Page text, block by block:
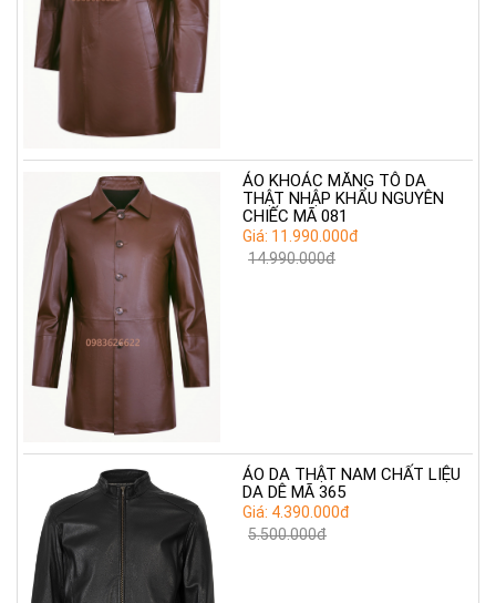
ÁO KHOÁC MĂNG TÔ DA
THẬT NHẬP KHẨU NGUYÊN
CHIẾC MÃ 081
Giá: 11.990.000đ
14.990.000đ
ÁO DA THẬT NAM CHẤT LIỆU
DA DÊ MÃ 365
Giá: 4.390.000đ
5.500.000đ